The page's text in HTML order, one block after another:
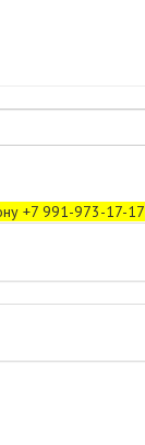
+7 991-973-17-17